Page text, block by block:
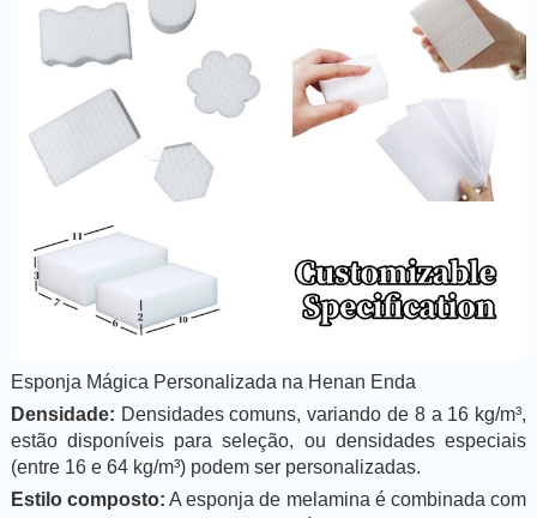
Esponja Mágica Personalizada na Henan Enda
Densidade: Densidades comuns, variando de 8 a 16 kg/m³,
estão disponíveis para seleção, ou densidades especiais
(entre 16 e 64 kg/m³) podem ser personalizadas.
Estilo composto: A esponja de melamina é combinada com